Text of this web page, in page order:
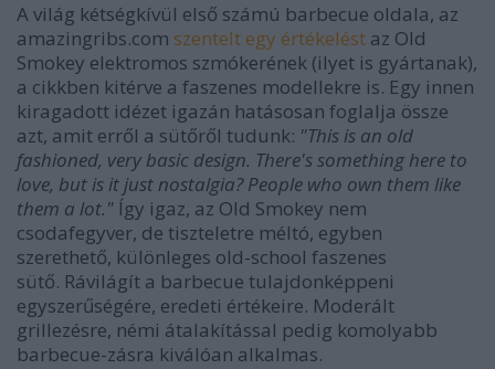
A világ kétségkívül első számú barbecue oldala, az
amazingribs.com szentelt egy értékelést az Old
Smokey elektromos szmókerének (ilyet is gyártanak),
a cikkben kitérve a faszenes modellekre is. Egy innen
kiragadott idézet igazán hatásosan foglalja össze
azt, amit erről a sütőről tudunk: "This is an old
fashioned, very basic design. There's something here to
love, but is it just nostalgia? People who own them like
them a lot." Így igaz, az Old Smokey nem
csodafegyver, de tiszteletre méltó, egyben
szerethető, különleges old-school faszenes
sütő. Rávilágít a barbecue tulajdonképpeni
egyszerűségére, eredeti értékeire. Moderált
grillezésre, némi átalakítással pedig komolyabb
barbecue-zásra kiválóan alkalmas.